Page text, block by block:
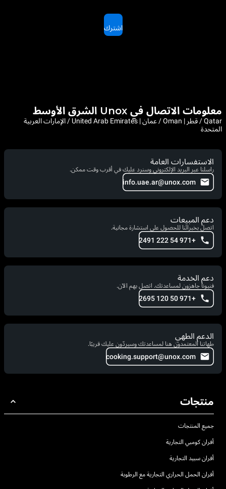
اشترك
معلومات الاتصال في Unox الشرق الأوسط
Qatar / قطر | Oman / عمان | United Arab Emirates / الإمارات العربية
المتحدة
الاستفسارات العامة
راسلنا عبر البريد الإلكتروني وسنرد عليك في أقرب وقت ممكن.
info.uae.ar@unox.com
دعم المبيعات
اتصل بخبرائنا للحصول على استشارة مجانية.
+971 54 222 2491
دعم الخدمة
فنيونا جاهزون لمساعدتك. اتصل بهم الآن.
+971 50 120 2695
الدعم الطهي
طهاتنا المعتمدون هنا لمساعدتك وسيردّون عليك قريبًا.
cooking.support@unox.com
منتجات
جميع المنتجات
أفران كومبي التجارية
أفران سبيد التجارية
أفران الحمل الحراري التجارية مع الرطوبة